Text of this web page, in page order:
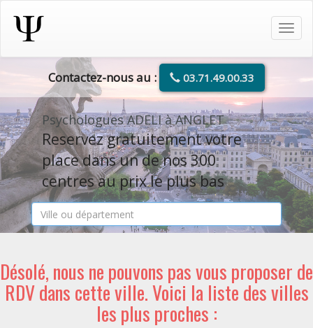
Contactez-nous au : 03.71.49.00.33
Psychologues ADELI à ANGLET
Reservez gratuitement votre
place dans un de nos 300
centres au prix le plus bas
Désolé, nous ne pouvons pas vous proposer de
RDV dans cette ville. Voici la liste des villes
les plus proches :